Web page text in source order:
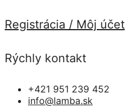
Registrácia / Môj účet
Rýchly kontakt
+421 951 239 452
info@lamba.sk